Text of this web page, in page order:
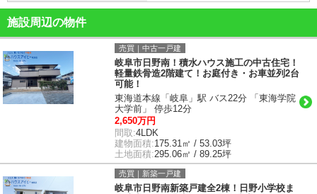
施設周辺の物件
売買｜中古一戸建
岐阜市日野南！積水ハウス施工の中古住宅！
軽量鉄骨造2階建て！お庭付き・お車並列2台
可能！
東海道本線「岐阜」駅 バス22分 「東海学院
大学前」 停歩12分
2,650万円
間取:4LDK
建物面積:175.31㎡ / 53.03坪
土地面積:295.06㎡ / 89.25坪
売買｜新築一戸建
岐阜市日野南新築戸建全2棟！日野小学校ま